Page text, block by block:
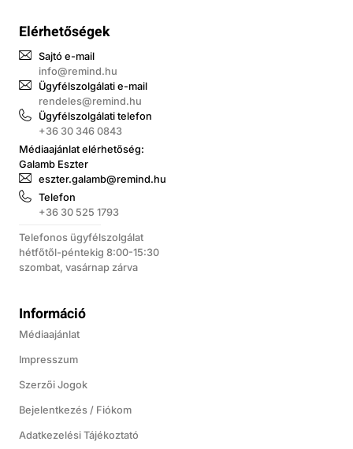
Elérhetőségek
Sajtó e-mail
info@remind.hu
Ügyfélszolgálati e-mail
rendeles@remind.hu
Ügyfélszolgálati telefon
+36 30 346 0843
Médiaajánlat elérhetőség:
Galamb Eszter
eszter.galamb@remind.hu
Telefon
+36 30 525 1793
Telefonos ügyfélszolgálat
hétfőtől-péntekig 8:00-15:30
szombat, vasárnap zárva
Információ
Médiaajánlat
Impresszum
Szerzői Jogok
Bejelentkezés / Fiókom
Adatkezelési Tájékoztató